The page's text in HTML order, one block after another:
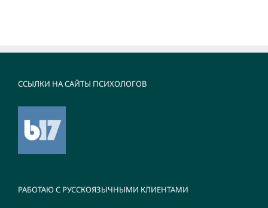
ССЫЛКИ НА САЙТЫ ПСИХОЛОГОВ
РАБОТАЮ С РУССКОЯЗЫЧНЫМИ КЛИЕНТАМИ